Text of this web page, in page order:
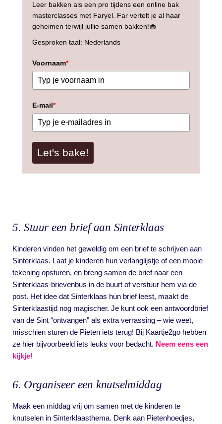
Leer bakken als een pro tijdens een online bak
masterclasses met Faryel. Far vertelt je al haar
geheimen terwijl jullie samen bakken!🧁
Gesproken taal: Nederlands
Voornaam*
E-mail*
Let's bake!
5. Stuur een brief aan Sinterklaas
Kinderen vinden het geweldig om een brief te schrijven aan
Sinterklaas. Laat je kinderen hun verlanglijstje of een mooie
tekening opsturen, en breng samen de brief naar een
Sinterklaas-brievenbus in de buurt of verstuur hem via de
post. Het idee dat Sinterklaas hun brief leest, maakt de
Sinterklaastijd nog magischer. Je kunt ook een antwoordbrief
van de Sint “ontvangen” als extra verrassing – wie weet,
misschien sturen de Pieten iets terug! Bij Kaartje2go hebben
ze hier bijvoorbeeld iets leuks voor bedacht. Neem eens een
kijkje!
6. Organiseer een knutselmiddag
Maak een middag vrij om samen met de kinderen te
knutselen in Sinterklaasthema. Denk aan Pietenhoedjes,